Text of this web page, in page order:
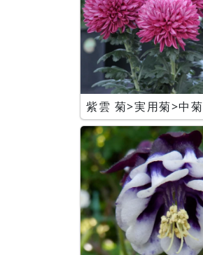
紫雲 菊>実用菊>中菊